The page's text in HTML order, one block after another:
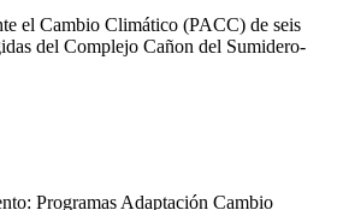
el Cambio Climático (PACC) de seis
del Complejo Cañon del Sumidero-
Programas Adaptación Cambio